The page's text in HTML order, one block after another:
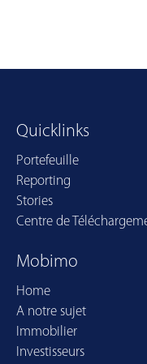
Quicklinks
Portefeuille
Reporting
Stories
Centre de
Mobimo
Home
A notre sujet
Immobilier
Investisseurs